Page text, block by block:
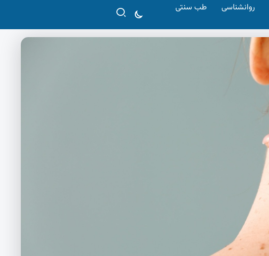
روانشناسی طب سنتی